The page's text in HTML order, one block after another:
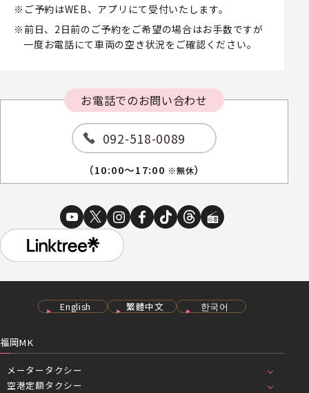
ご予約はWEB、アプリにて受付いたします。
前日、2日前のご予約をご希望の場合はお手数ですが
一度お電話にて車両の空き状況をご確認ください。
お電話でのお問い合わせ
092-518-0089
（10:00～17:00 ※無休）
English 繁體中文 한국어
福岡MK
メータータクシー
空港定額タクシー